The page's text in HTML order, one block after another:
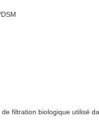
filtration biologique utilisé